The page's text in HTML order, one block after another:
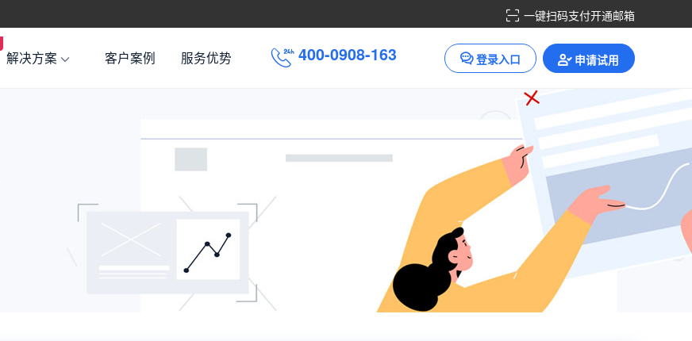
一键扫码支付开通邮箱
解决方案 客户案例 服务优势 400-0908-163 登录入口 申请试用